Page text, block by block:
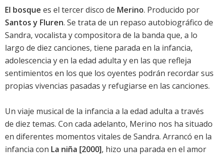
El bosque es el tercer disco de Merino. Producido por
Santos y Fluren. Se trata de un repaso autobiográfico de
Sandra, vocalista y compositora de la banda que, a lo
largo de diez canciones, tiene parada en la infancia,
adolescencia y en la edad adulta y en las que refleja
sentimientos en los que los oyentes podrán recordar sus
propias vivencias pasadas y refugiarse en las canciones.
Un viaje musical de la infancia a la edad adulta a través
de diez temas. Con cada adelanto, Merino nos ha situado
en diferentes momentos vitales de Sandra. Arrancó en la
infancia con La niña [2000], hizo una parada en el amor